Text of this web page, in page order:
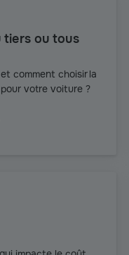
tiers ou tous
comment choisir la
votre voiture ?